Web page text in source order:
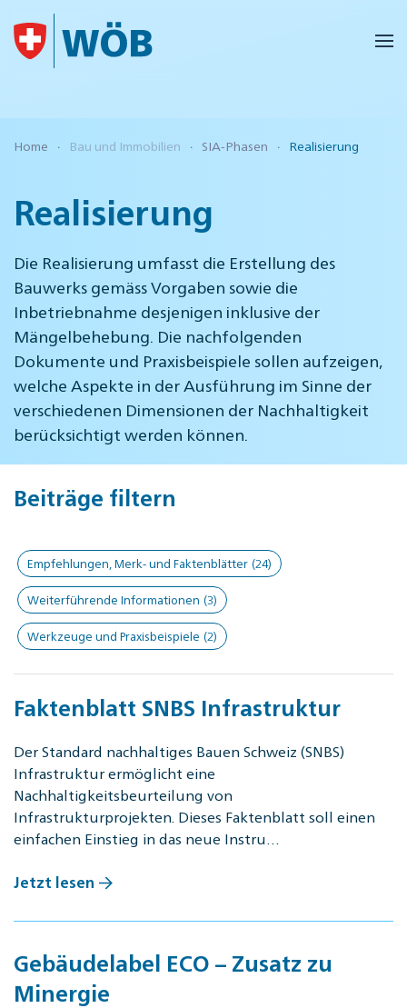
Skip to main content
Home Bau und Immobilien SIA-Phasen Realisierung
Realisierung
Die Realisierung umfasst die Erstellung des
Bauwerks gemäss Vorgaben sowie die
Inbetriebnahme desjenigen inklusive der
Mängelbehebung. Die nachfolgenden
Dokumente und Praxisbeispiele sollen aufzeigen,
welche Aspekte in der Ausführung im Sinne der
verschiedenen Dimensionen der Nachhaltigkeit
berücksichtigt werden können.
Beiträge filtern
Empfehlungen, Merk- und Faktenblätter (24)
Weiterführende Informationen (3)
Werkzeuge und Praxisbeispiele (2)
Faktenblatt SNBS Infrastruktur
Der Standard nachhaltiges Bauen Schweiz (SNBS)
Infrastruktur ermöglicht eine
Nachhaltigkeitsbeurteilung von
Infrastrukturprojekten. Dieses Faktenblatt soll einen
einfachen Einstieg in das neue Instru…
Jetzt lesen
Gebäudelabel ECO – Zusatz zu
Minergie